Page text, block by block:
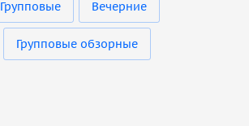
Групповые Вечерние
Групповые обзорные